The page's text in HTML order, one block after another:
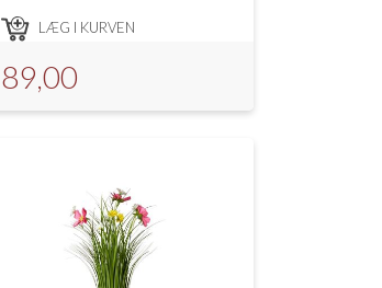
LÆG I KURVEN
89,00